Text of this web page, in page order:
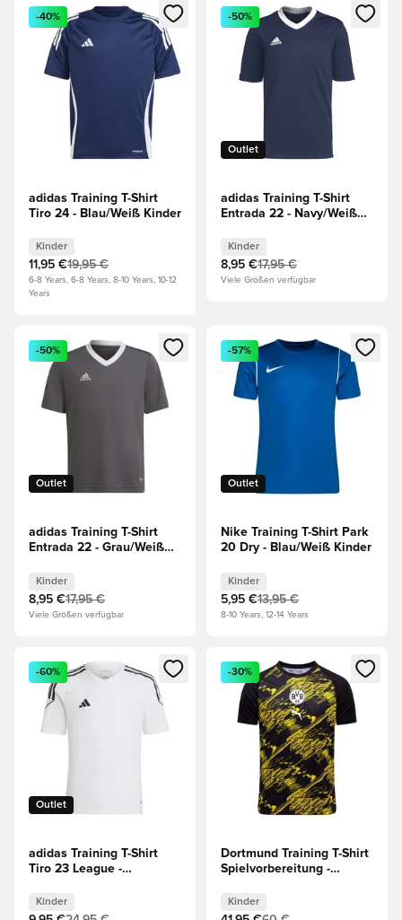
Öffnet ein neues Fenster zum Anmelden oder Registrieren
-40%
adidas Training T-Shirt
Tiro 24 - Blau/Weiß Kinder
Kinder
11,95 €19,95 €
6-8 Years, 6-8 Years, 8-10 Years, 10-12
Years
Öffnet ein neues Fenster
Outlet
-50%
adidas Training T-Shirt
Entrada 22 - Navy/Weiß
Kinder
8,95 €17,95 €
Viele Größen verfügbar
Öffnet ein neues Fenster zum Anmelden oder Registrieren
Outlet
-50%
adidas Training T-Shirt
Entrada 22 - Grau/Weiß
Kinder
8,95 €17,95 €
Viele Größen verfügbar
Öffnet ein neues Fenster
Outlet
-57%
Nike Training T-Shirt Park
20 Dry - Blau/Weiß Kinder
Kinder
5,95 €13,95 €
8-10 Years, 12-14 Years
Öffnet ein neues Fenster zum Anmelden oder Registrieren
Outlet
-60%
adidas Training T-Shirt
Tiro 23 League -
Kinder
Öffnet ein neues Fenster
-30%
Dortmund Training T-Shirt
Spielvorbereitung -
Kinder